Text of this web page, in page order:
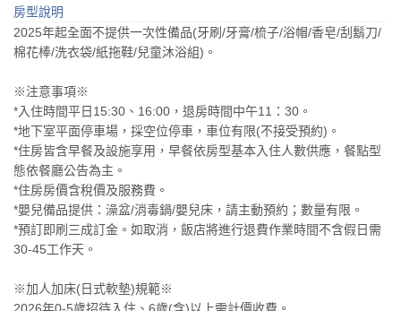
房型說明
2025年起全面不提供一次性備品(牙刷/牙膏/梳子/浴帽/香皂/刮鬍刀/
棉花棒/洗衣袋/紙拖鞋/兒童沐浴組)。
※注意事項※
*入住時間平日15:30、16:00，退房時間中午11：30。
*地下室平面停車場，採空位停車，車位有限(不接受預約)。
*住房皆含早餐及設施享用，早餐依房型基本入住人數供應，餐點型
態依餐廳公告為主。
*住房房價含稅價及服務費。
*嬰兒備品提供：澡盆/消毒鍋/嬰兒床，請主動預約；數量有限。
*預訂即刷三成訂金。如取消，飯店將進行退費作業時間不含假日需
30-45工作天。
※加人加床(日式軟墊)規範※
2026年0-5歲招待入住、6歲(含)以上需計價收費。